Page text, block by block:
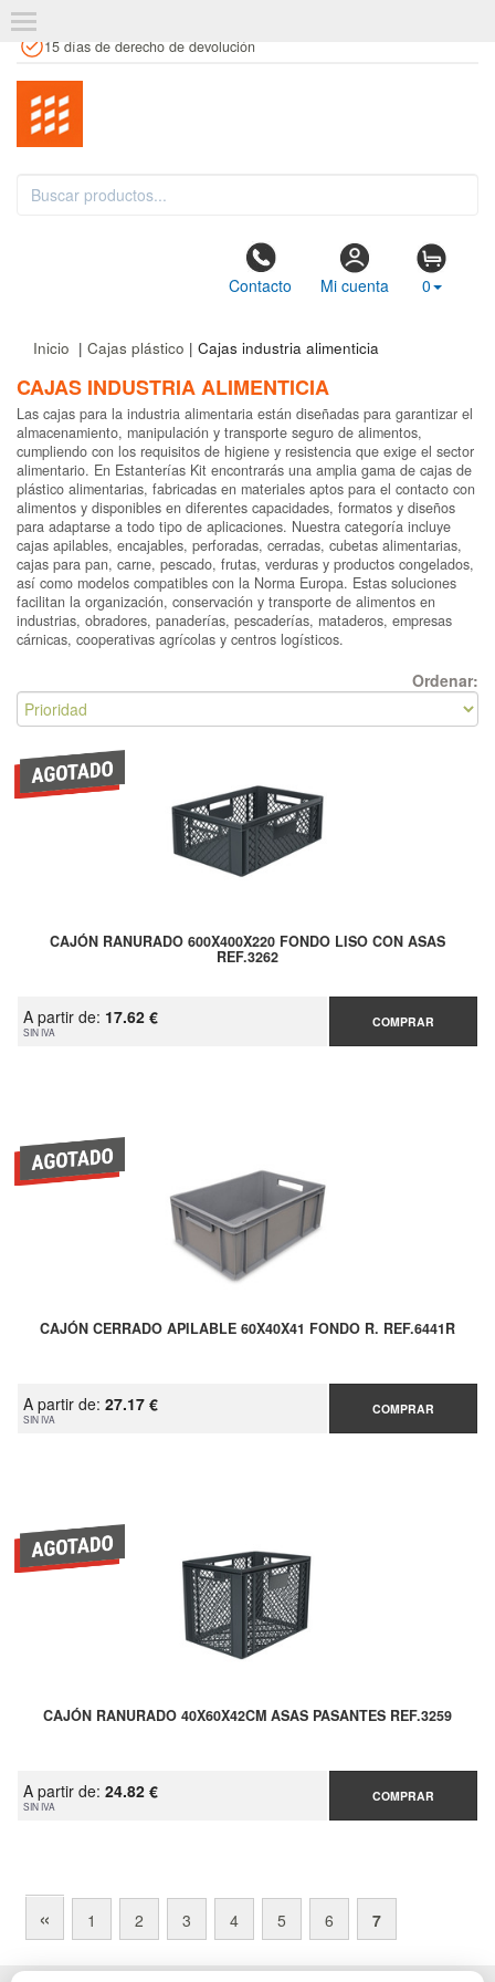
15 días de derecho de devolución
Contacto Mi cuenta 0
Inicio | Cajas plástico | Cajas industria alimenticia
CAJAS INDUSTRIA ALIMENTICIA
Las cajas para la industria alimentaria están diseñadas para garantizar el
almacenamiento, manipulación y transporte seguro de alimentos,
cumpliendo con los requisitos de higiene y resistencia que exige el sector
alimentario. En Estanterías Kit encontrarás una amplia gama de cajas de
plástico alimentarias, fabricadas en materiales aptos para el contacto con
alimentos y disponibles en diferentes capacidades, formatos y diseños
para adaptarse a todo tipo de aplicaciones. Nuestra categoría incluye
cajas apilables, encajables, perforadas, cerradas, cubetas alimentarias,
cajas para pan, carne, pescado, frutas, verduras y productos congelados,
así como modelos compatibles con la Norma Europa. Estas soluciones
facilitan la organización, conservación y transporte de alimentos en
industrias, obradores, panaderías, pescaderías, mataderos, empresas
cárnicas, cooperativas agrícolas y centros logísticos.
Ordenar:
CAJÓN RANURADO 600X400X220 FONDO LISO CON ASAS
REF.3262
A partir de: 17.62 €
SIN IVA
COMPRAR
CAJÓN CERRADO APILABLE 60X40X41 FONDO R. REF.6441R
A partir de: 27.17 €
SIN IVA
COMPRAR
CAJÓN RANURADO 40X60X42CM ASAS PASANTES REF.3259
A partir de: 24.82 €
SIN IVA
COMPRAR
« 1 2 3 4 5 6 7